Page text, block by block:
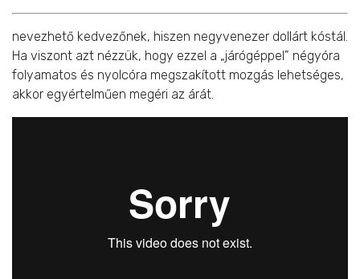
nevezhető kedvezőnek, hiszen negyvenezer dollárt kóstál.
Ha viszont azt nézzük, hogy ezzel a „járógéppel” négyóra
folyamatos és nyolcóra megszakított mozgás lehetséges,
akkor egyértelműen megéri az árát.